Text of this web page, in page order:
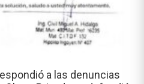
a las denuncias